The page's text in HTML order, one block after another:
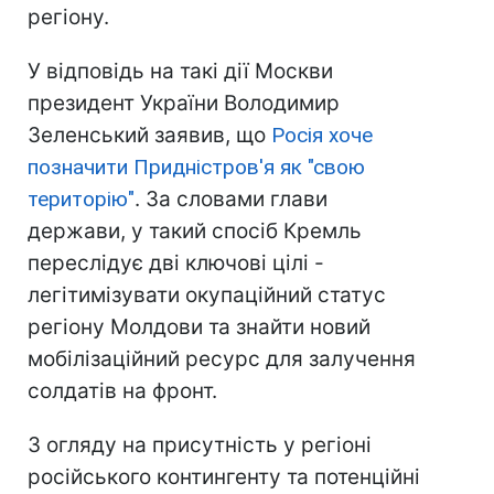
регіону.
У відповідь на такі дії Москви
президент України Володимир
Зеленський заявив, що Росія хоче
позначити Придністров'я як "свою
територію". За словами глави
держави, у такий спосіб Кремль
переслідує дві ключові цілі -
легітимізувати окупаційний статус
регіону Молдови та знайти новий
мобілізаційний ресурс для залучення
солдатів на фронт.
З огляду на присутність у регіоні
російського контингенту та потенційні